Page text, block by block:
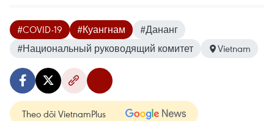
#COVID-19 #Куангнам
#Дананг
#Национальный руководящий комитет
Vietnam
Theo dõi VietnamPlus